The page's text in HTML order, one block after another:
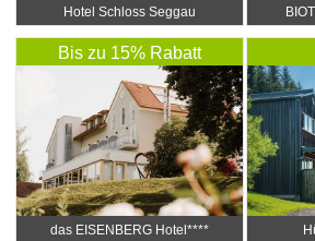
Hotel Schloss Seggau
Bis zu 15% Rabatt
das EISENBERG Hotel****